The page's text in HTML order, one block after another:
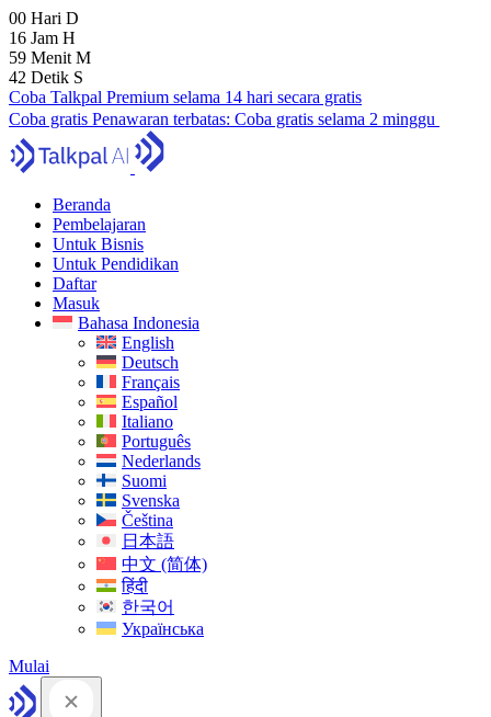
00 Hari D
16 Jam H
59 Menit M
41 Detik S
Coba Talkpal Premium selama 14 hari secara gratis
Coba gratis Penawaran terbatas: Coba gratis selama 2 minggu
Beranda
Pembelajaran
Untuk Bisnis
Untuk Pendidikan
Daftar
Masuk
Bahasa Indonesia
English
Deutsch
Français
Español
Italiano
Português
Nederlands
Suomi
Svenska
Čeština
日本語
中文 (简体)
हिंदी
한국어
Українська
Mulai